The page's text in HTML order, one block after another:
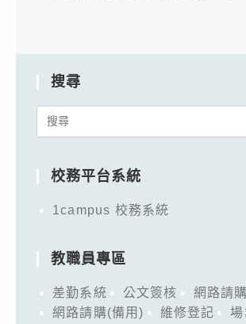
搜尋
Search
校務平台系統
1campus 校務系統
教職員專區
差勤系統 公文簽核
網路請購
網路請購(備用)
維修登記
場